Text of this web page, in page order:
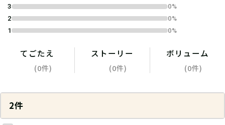
3
0%
2
0%
1
0%
てごたえ
(0件)
ストーリー
(0件)
ボリューム
(0件)
2件